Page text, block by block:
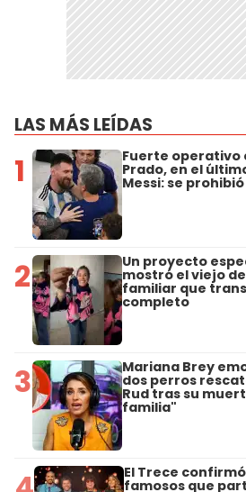
LAS MÁS LEÍDAS
1 Fuerte operativo
Prado, en el
Messi: se
2 Un proyecto
mostró el viejo
familiar que
completo
3 Mariana Brey
dos perros
Rud tras su
familia"
El Trece
famosos que